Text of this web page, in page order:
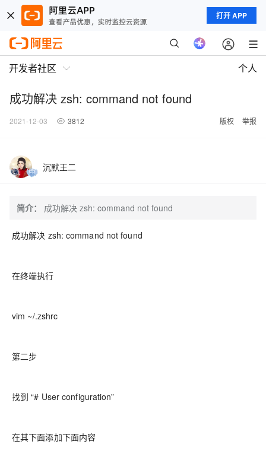
打开 APP
开发者社区 个人
成功解决 zsh: command not found
2021-12-03 3812 版权 举报
沉默王二
简介： 成功解决 zsh: command not found
成功解决 zsh: command not found
在终端执行
vim ~/.zshrc
第二步
找到 “# User configuration”
在其下面添加下面内容